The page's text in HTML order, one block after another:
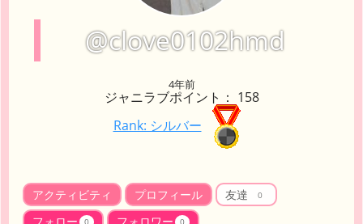
@clove0102hmd
4年前
ジャニラブポイント： 158
Rank: シルバー
アクティビティ プロフィール 友達 0